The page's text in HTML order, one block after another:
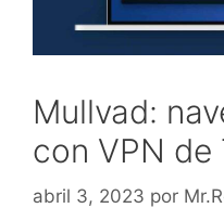
Mullvad:
con VPN de
abril 3, 2023 por